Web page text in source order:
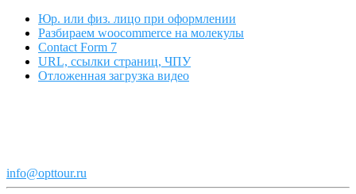
Юр. или физ. лицо при оформлении
Разбираем woocommerce на молекулы
Contact Form 7
URL, ссылки страниц, ЧПУ
Отложенная загрузка видео
info@opttour.ru